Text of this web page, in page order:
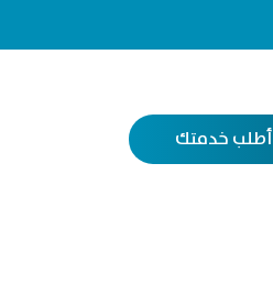
أطلب خدمتك